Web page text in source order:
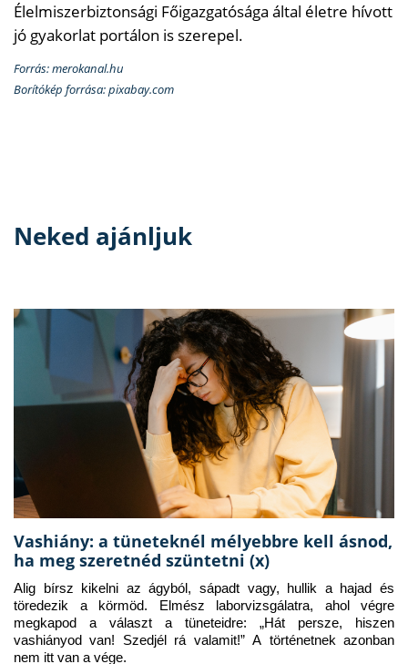
Élelmiszerbiztonsági Főigazgatósága által életre hívott
jó gyakorlat portálon is szerepel.
Forrás: merokanal.hu
Borítókép forrása: pixabay.com
Neked ajánljuk
Vashiány: a tüneteknél mélyebbre kell ásnod,
ha meg szeretnéd szüntetni (x)
Alig bírsz kikelni az ágyból, sápadt vagy, hullik a hajad és
töredezik a körmöd. Elmész laborvizsgálatra, ahol végre
megkapod a választ a tüneteidre: „Hát persze, hiszen
vashiányod van! Szedjél rá valamit!” A történetnek azonban
nem itt van a vége.